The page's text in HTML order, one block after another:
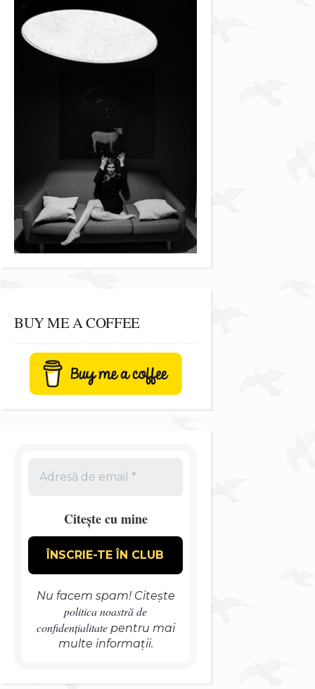
BUY ME A COFFEE
Citește cu mine
Nu facem spam! Citește
politica noastră de
confidențialitatepentru mai
multe informații.